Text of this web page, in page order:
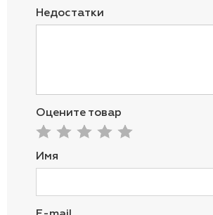
Недостатки
Оцените товар
Имя